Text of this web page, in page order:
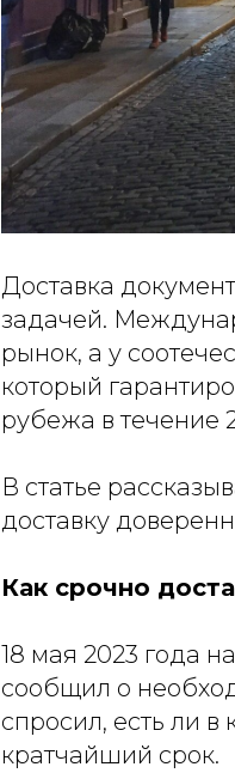
Доставка
задачей.
рынок, а у
который
рубежа в течение
В статье
доставку
Как срочно
18 мая 2023 года на
сообщил о
спросил, есть ли в
кратчайший срок.